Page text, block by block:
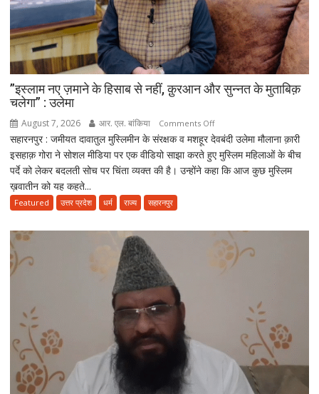
राशिद
सिद्दीकी
ने
उठाए
सवाल
”इस्लाम नए ज़माने के हिसाब से नहीं, क़ुरआन और सुन्नत के मुताबिक़
चलेगा” : उलेमा
August 7, 2026 आर. एल. बांकिया Comments Offon
”इस्लाम
नए
ज़माने
नहीं,
क़ुरआन
उलेमा
सहारनपुर : जमीयत दावातुल मुस्लिमीन के संरक्षक व मशहूर देवबंदी उलेमा मौलाना क़ारी
इसहाक़ गोरा ने सोशल मीडिया पर एक वीडियो साझा करते हुए मुस्लिम महिलाओं के बीच
पर्दे को लेकर बदलती सोच पर चिंता व्यक्त की है। उन्होंने कहा कि आज कुछ मुस्लिम
ख़वातीन को यह कहते...
Featured उत्तर प्रदेश धर्म राज्य सहारनपुर